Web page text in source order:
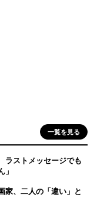
一覧を見る
ストメッセージでも
、二人の「違い」と